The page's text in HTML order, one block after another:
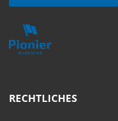
RECHTLICHES